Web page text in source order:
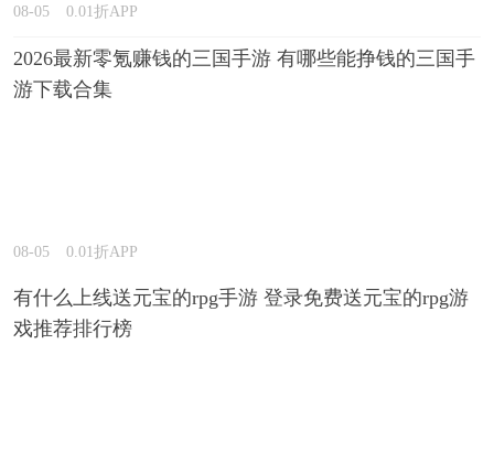
08-05 0.01折APP
2026最新零氪赚钱的三国手游 有哪些能挣钱的三国手
游下载合集
08-05 0.01折APP
有什么上线送元宝的rpg手游 登录免费送元宝的rpg游
戏推荐排行榜